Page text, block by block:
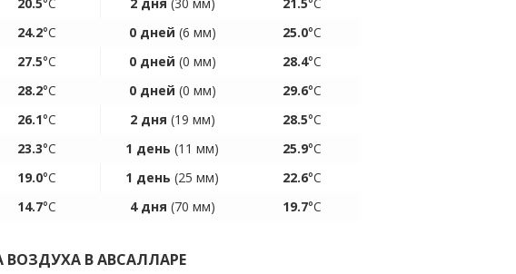
24.2°C 0 дней (6 мм) 25.0°C
27.5°C 0 дней (0 мм) 28.4°C
28.2°C 0 дней (0 мм) 29.6°C
26.1°C 2 дня (19 мм) 28.5°C
23.3°C 1 день (11 мм) 25.9°C
19.0°C 1 день (25 мм) 22.6°C
14.7°C 4 дня (70 мм) 19.7°C
ВОЗДУХА В АВСАЛЛАРЕ